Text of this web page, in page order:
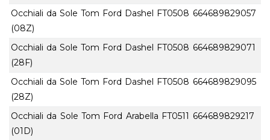
Occhiali da Sole Tom Ford Dashel FT0508
(08Z)
664689829057
Occhiali da Sole Tom Ford Dashel FT0508
(28F)
664689829071
Occhiali da Sole Tom Ford Dashel FT0508
(28Z)
664689829095
Occhiali da Sole Tom Ford Arabella FT0511
(01D)
664689829217